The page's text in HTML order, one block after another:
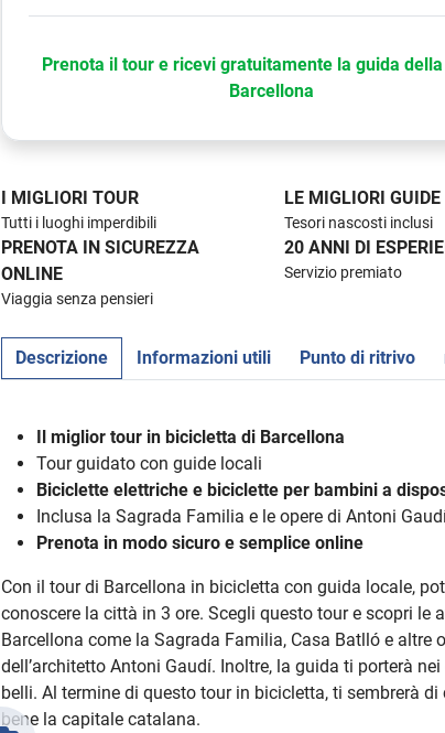
Prenota il tour e ricevi gratuitamente la guida
Barcellona
I MIGLIORI TOUR
Tutti i luoghi imperdibili
LE MIGLIORI GUIDE
Tesori nascosti inclusi
PRENOTA IN SICUREZZA
ONLINE
Viaggia senza pensieri
20 ANNI DI
Servizio premiato
Descrizione Informazioni utili Punto di ritrivo
Il miglior tour in bicicletta di Barcellona
Tour guidato con guide locali
Biciclette elettriche e biciclette per bambini a
Inclusa la Sagrada Familia e le opere di Antoni
Prenota in modo sicuro e semplice online
Con il tour di Barcellona in bicicletta con guida locale,
conoscere la città in 3 ore. Scegli questo tour e scopri le
Barcellona come la Sagrada Familia, Casa Batlló e altre
dell’architetto Antoni Gaudí. Inoltre, la guida ti porterà
belli. Al termine di questo tour in bicicletta, ti sembrerà di
bene la capitale catalana.